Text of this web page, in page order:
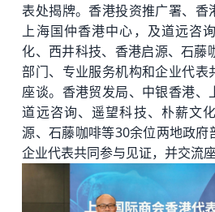
表处揭牌。香港投资推广署、香
上海国仲香港中心，及道远咨
化、西井科技、香港启源、石藤
部门、专业服务机构和企业代表
座谈。香港贸发局、中银香港、
道远咨询、遥望科技、朴薪文
源、石藤咖啡等30余位两地政府
企业代表共同参与见证，并交流座